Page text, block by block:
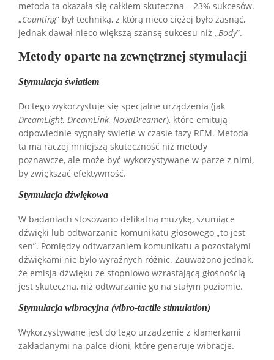
metoda ta okazała się całkiem skuteczna – 23% sukcesów.
„Counting” był techniką, z którą nieco ciężej było zasnąć,
jednak dawał nieco większą szansę sukcesu niż „Body”.
Metody oparte na zewnętrznej stymulacji
Stymulacja światłem
Do tego wykorzystuje się specjalne urządzenia (jak
DreamLight, DreamLink, NovaDreamer), które emitują
odpowiednie sygnały świetle w czasie fazy REM. Metoda
ta ma raczej mniejszą skuteczność niż metody
poznawcze, ale może być wykorzystywane w parze z nimi,
by zwiększać efektywność.
Stymulacja dźwiękowa
W badaniach stosowano delikatną muzykę, szumiące
dźwięki lub odtwarzanie komunikatu głosowego „to jest
sen”. Pomiędzy odtwarzaniem komunikatu a pozostałymi
dźwiękami nie było wyraźnych różnic. Zauważono jednak,
że emisja dźwięku ze stopniowo wzrastającą głośnością
jest skuteczna, niż odtwarzanie go na stałym poziomie.
Stymulacja wibracyjna (vibro-tactile stimulation)
Wykorzystywane jest do tego urządzenie z klamerkami
zakładanymi na palce dłoni, które generuje wibracje.